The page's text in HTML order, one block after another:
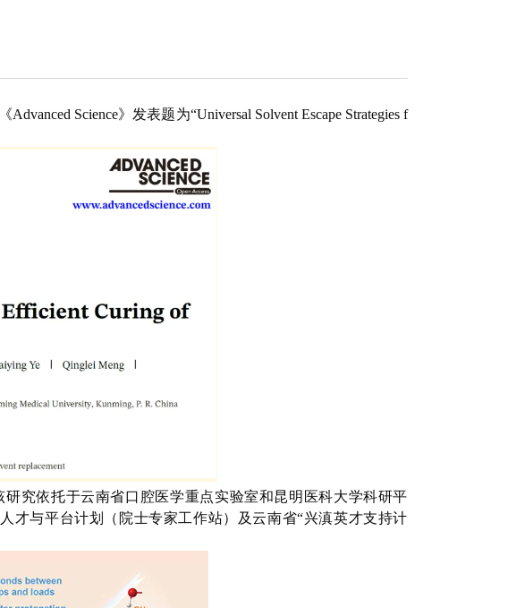
Science》发表题为“Universal Solvent Escape Strategies f
究依托于云南省口腔医学重点实验室和昆明医科大学科研平
才与平台计划（院士专家工作站）及云南省“兴滇英才支持计